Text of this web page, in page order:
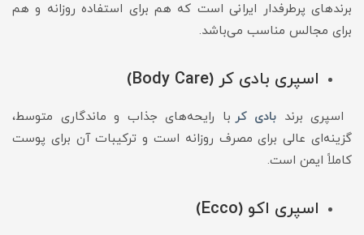
برندهای پرطرفدار ایرانی است که هم برای استفاده روزانه و هم
برای مجالس مناسب می‌باشد.
اسپری بادی کر (Body Care)
اسپری برند بادی کر با رایحه‌های جذاب و ماندگاری متوسط،
گزینه‌ای عالی برای مصرف روزانه است و ترکیبات آن برای پوست
کاملاً ایمن است.
اسپری اکو (Ecco)